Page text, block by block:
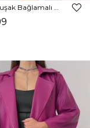
Önden Kuşak Bağlamalı Yarım Geniş Kol Maysa Kadın Siyah Vegan Deri Kaban 23K000226